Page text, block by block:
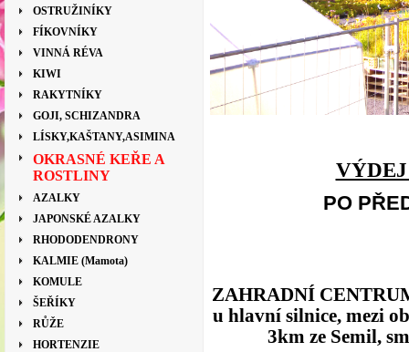
OSTRUŽINÍKY
FÍKOVNÍKY
VINNÁ RÉVA
KIWI
RAKYTNÍKY
GOJI, SCHIZANDRA
LÍSKY,KAŠTANY,ASIMINA
OKRASNÉ KEŘE A
ROSTLINY
AZALKY
JAPONSKÉ AZALKY
RHODODENDRONY
KALMIE (Mamota)
KOMULE
ŠEŘÍKY
RŮŽE
HORTENZIE
PO
ZAHRADNÍ
u hlavní silnice, mezi
3km ze Semil,